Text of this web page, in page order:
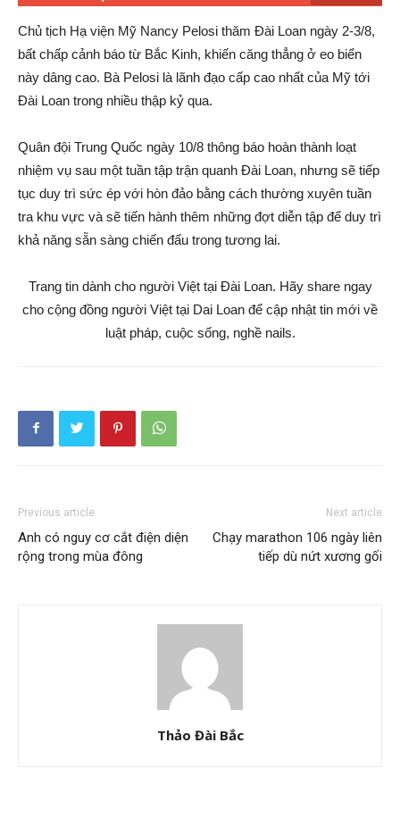
Chủ tịch Hạ viện Mỹ Nancy Pelosi thăm Đài Loan ngày 2-3/8,
bất chấp cảnh báo từ Bắc Kinh, khiến căng thẳng ở eo biển
này dâng cao. Bà Pelosi là lãnh đạo cấp cao nhất của Mỹ tới
Đài Loan trong nhiều thập kỷ qua.
Quân đội Trung Quốc ngày 10/8 thông báo hoàn thành loạt
nhiệm vụ sau một tuần tập trận quanh Đài Loan, nhưng sẽ tiếp
tục duy trì sức ép với hòn đảo bằng cách thường xuyên tuần
tra khu vực và sẽ tiến hành thêm những đợt diễn tập để duy trì
khả năng sẵn sàng chiến đấu trong tương lai.
Trang tin dành cho người Việt tại Đài Loan. Hãy share ngay
cho cộng đồng người Việt tại Dai Loan để cập nhật tin mới về
luật pháp, cuộc sống, nghề nails.
Previous article
Anh có nguy cơ cắt điện diện
rộng trong mùa đông
Next article
Chạy marathon 106 ngày liên
tiếp dù nứt xương gối
Thảo Đài Bắc